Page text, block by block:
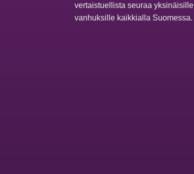
vertaistuellista seuraa yksinäisille
vanhuksille kaikkialla Suomessa.